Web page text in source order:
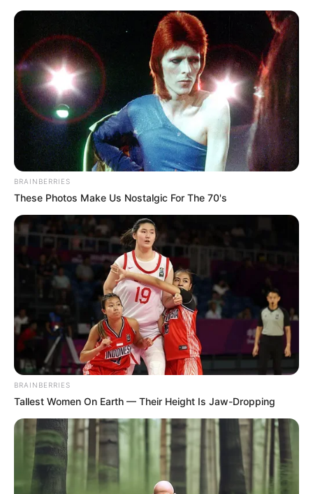
HOME
INSPIRASI
STYLE
FILM &
SERIES
NGAKAK
QUOTES
HYPE
MORE
BRAINBERRIES
These Photos Make Us Nostalgic For The 70's
BRAINBERRIES
Tallest Women On Earth — Their Height Is Jaw-Dropping